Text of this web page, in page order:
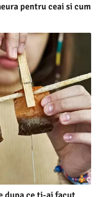
pentru ceai si cum